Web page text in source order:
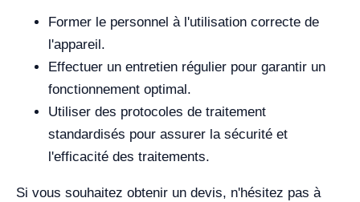
Former le personnel à l'utilisation correcte de
l'appareil.
Effectuer un entretien régulier pour garantir un
fonctionnement optimal.
Utiliser des protocoles de traitement
standardisés pour assurer la sécurité et
l'efficacité des traitements.
Si vous souhaitez obtenir un devis, n'hésitez pas à